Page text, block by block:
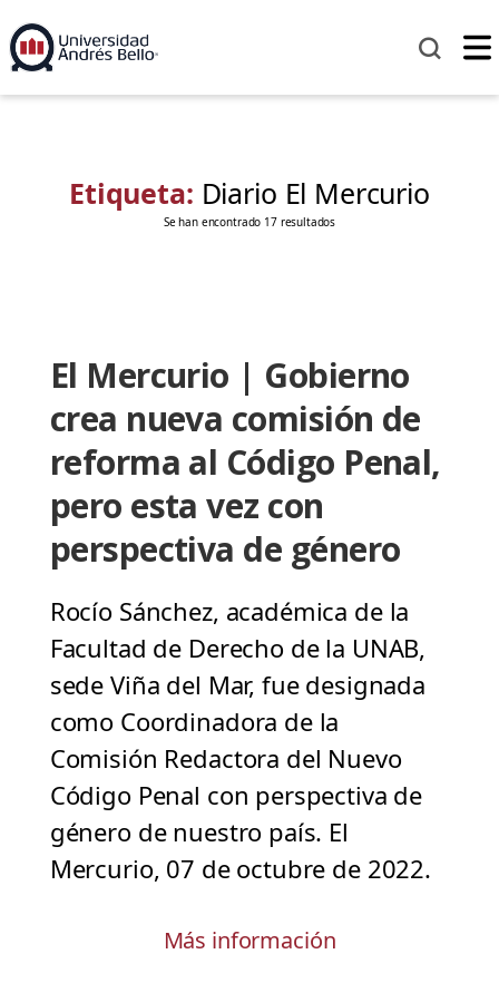
Etiqueta: Diario El Mercurio
Se han encontrado 17 resultados
El Mercurio | Gobierno
crea nueva comisión de
reforma al Código Penal,
pero esta vez con
perspectiva de género
Rocío Sánchez, académica de la
Facultad de Derecho de la UNAB,
sede Viña del Mar, fue designada
como Coordinadora de la
Comisión Redactora del Nuevo
Código Penal con perspectiva de
género de nuestro país. El
Mercurio, 07 de octubre de 2022.
Más información